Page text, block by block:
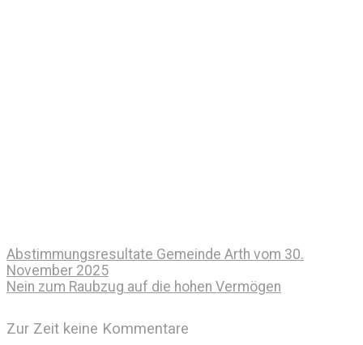
Abstimmungsresultate Gemeinde Arth vom 30.
November 2025
Nein zum Raubzug auf die hohen Vermögen
Zur Zeit keine Kommentare